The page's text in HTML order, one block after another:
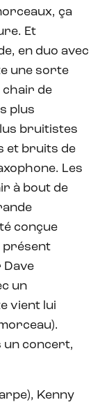
ça
Et
en duo avec
une sorte
chair de
plus
bruitistes
et bruits de
Les
à bout de
conçue
présent
Dave
un
vient lui
un concert,
Kenny